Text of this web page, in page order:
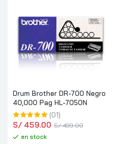
Drum Brother DR-700 Negro
40,000 Pag HL-7050N
(01)
S/ 499.00
S/ 459.00
en stock